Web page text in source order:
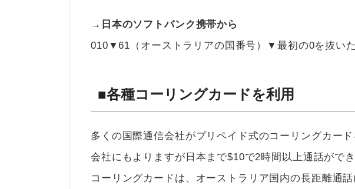
→日本のソフトバンク携帯から
010▼61（オーストラリアの国番号）▼最初の0を抜い
■各種コーリングカードを利用
多くの国際通信会社がプリペイド式のコーリングカード
会社にもよりますが日本まで$10で2時間以上通話ができ
コーリングカードは、オーストラリア国内の長距離通話